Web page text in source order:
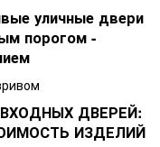
ДВЕРЕЙ:
ИЗДЕЛИЙ